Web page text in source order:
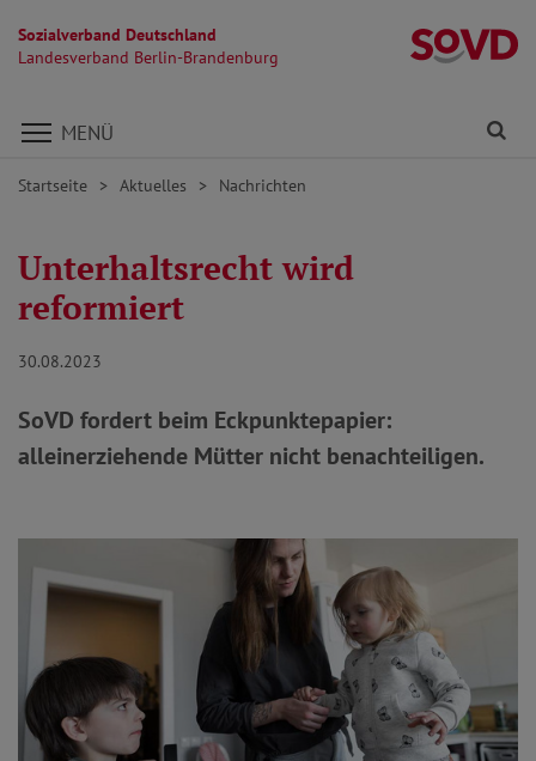
Sozialverband Deutschland
Landesverband Berlin-Brandenburg
Direkt zu den Inhalten springen
MENÜ
Startseite Aktuelles Nachrichten
Unterhaltsrecht wird
reformiert
30.08.2023
SoVD fordert beim Eckpunktepapier:
alleinerziehende Mütter nicht benachteiligen.